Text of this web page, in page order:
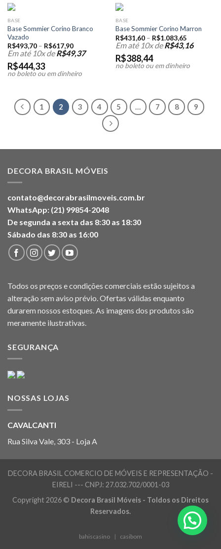
BASE
Base Sommier Corino Branco
Vazado
R$493,70– R$617,90
Em até 10x deR$49,37
R$444,33
no boleto ou em dinheiro
BASE
Base Sommier Corino Marron
R$431,60– R$1.083,65
Em até 10x deR$43,16
R$388,44
no boleto ou em dinheiro
1 2 3 4 5 7 8 9
DECORA BRASIL MÓVEIS
contato@decorabrasilmoveis.com.br
WhatsApp: (21) 99854-2048
De segunda a sexta das 8:30 as 18:30
Sábado das 8:30 as 16:00
Todos os preços e condições comerciais estão sujeitos a
alteração sem aviso prévio. Ofertas válidas enquanto
durarem nossos estoques. As imagens dos produtos são
meramente ilustrativas.
SEGURANÇA
NOSSAS LOJAS
CAVALCANTI
Rua Silva Vale, 303 - Loja A
DECORA BRASIL COMERCIO DE MÓVEIS E REPRESENTAÇÃO -
EIRELI --- CNPJ: 27.032.702/0001-03
Copyright 2026 © Decora Brasil Móveis - Toldos os Direitos
Reservados.
bahiscasino | casibom